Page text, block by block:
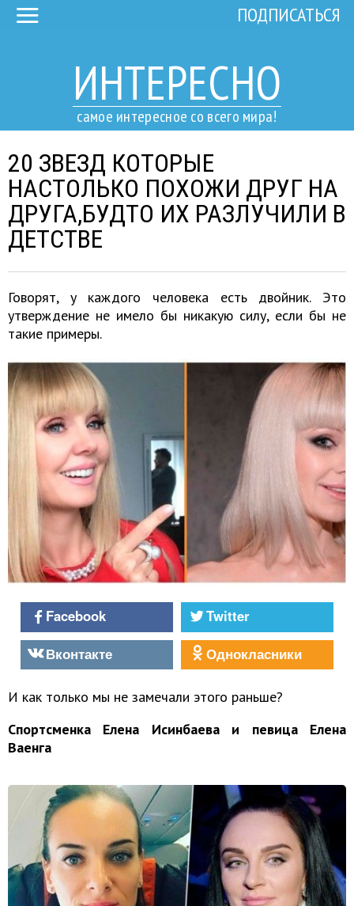
ИНТЕРЕСНО
самое интересное со всего мира!
ПОДПИСАТЬСЯ
20 ЗВЕЗД КОТОРЫЕ
НАСТОЛЬКО ПОХОЖИ ДРУГ НА
ДРУГА,БУДТО ИХ РАЗЛУЧИЛИ В
ДЕТСТВЕ
Говорят, у каждого человека есть двойник. Это
утверждение не имело бы никакую силу, если бы не
такие примеры.
Facebook
Twitter
Вконтакте
Однокласники
И как только мы не замечали этого раньше?
Спортсменка Елена Исинбаева и певица Елена
Ваенга